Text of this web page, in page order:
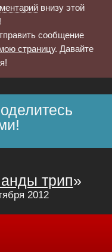
внизу этой
сообщение
страницу. Давайте
трип»
2012